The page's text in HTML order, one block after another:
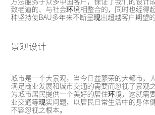
致老道的、与社会环境相整合的，同时也经得
种坚持使BAU多年来不断呈现出超越客户期望
景观设计
城市是一个大景观，当今日益繁荣的大都市，
满足商业发展和城市交通的需要而忽视了景观
为城市居民提供一个美好的居住环境，这就需
业交通等现实问题，以居民日常生活中的身体
不容忽视之根本。